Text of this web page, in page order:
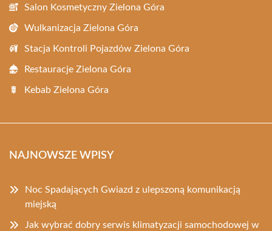
Salon Kosmetyczny Zielona Góra
Wulkanizacja Zielona Góra
Stacja Kontroli Pojazdów Zielona Góra
Restauracje Zielona Góra
Kebab Zielona Góra
NAJNOWSZE WPISY
Noc Spadających Gwiazd z ulepszoną komunikacją
miejską
Jak wybrać dobry serwis klimatyzacji samochodowej w